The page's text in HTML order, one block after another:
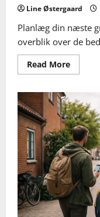
Line Østergaard
Planlæg din næste
overblik over de
Read MoreRead
more
i
det
rum:
find
i
byer,
kort
og
ruter